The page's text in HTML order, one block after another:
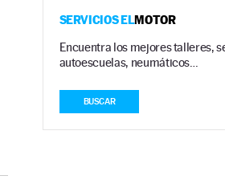
SERVICIOS ELMOTOR
Encuentra los mejores talleres,
autoescuelas, neumáticos…
BUSCAR